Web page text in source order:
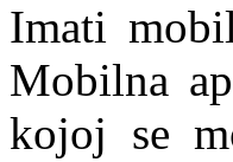
Imati
Mobilna
kojoj se